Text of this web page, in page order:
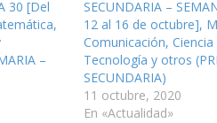
30 [Del
–
SECUNDARIA –
12 al 16 de octubre],
Comunicación, Ciencia
Tecnología y otros
SECUNDARIA)
11 octubre, 2020
En «Actualidad»